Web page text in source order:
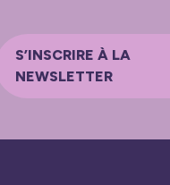
S’INSCRIRE À LA
NEWSLETTER